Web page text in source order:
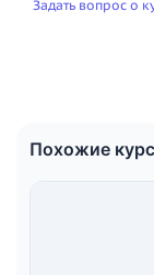
Задать вопрос о
Похожие